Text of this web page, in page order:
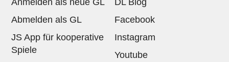
Anmelden als neue GL
Abmelden als GL
JS App für kooperative
Spiele
DL Blog
Facebook
Instagram
Youtube